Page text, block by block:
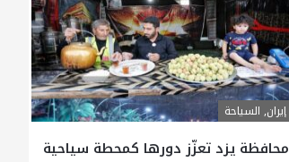
إيران, السياحة
محافظة يزد تعزّز دورها كمحطة سياحية